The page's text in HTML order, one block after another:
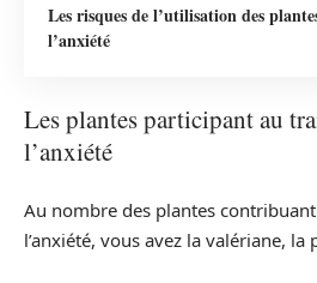
Les risques de l’utilisation des
l’anxiété
Les plantes participant au
l’anxiété
Au nombre des plantes
l’anxiété, vous avez la valériane,